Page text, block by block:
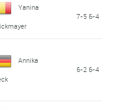
Yanina
7-5 6-4
Annika
6-2 6-4